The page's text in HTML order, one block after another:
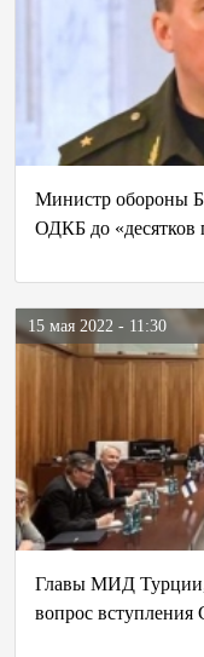
Министр обороны
ОДКБ до «десятков
15 мая 2022 - 11:30
Главы МИД
вопрос